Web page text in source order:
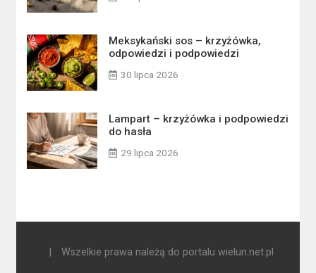
Meksykański sos – krzyżówka,
odpowiedzi i podpowiedzi
30 lipca 2026
Lampart – krzyżówka i podpowiedzi
do hasła
29 lipca 2026
Wszelkie prawa należą do portalu wielun.net.pl